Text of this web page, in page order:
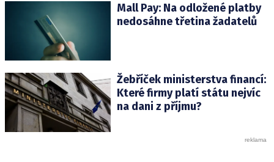
Mall Pay: Na odložené platby
nedosáhne třetina žadatelů
Žebříček ministerstva financí:
Které firmy platí státu nejvíc
na dani z příjmu?